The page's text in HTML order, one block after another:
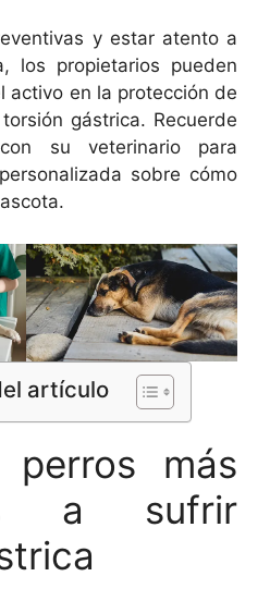
y estar atento a
los propietarios pueden
activo en la protección de
gástrica. Recuerde
su veterinario para
sobre cómo
artículo
perros más
a sufrir